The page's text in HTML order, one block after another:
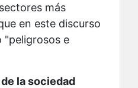
más
en este discurso
"peligrosos e
la sociedad